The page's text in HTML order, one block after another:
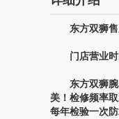
东方双狮售
门店营业时
东方双狮腕表
美！检修频率
每年检验一次